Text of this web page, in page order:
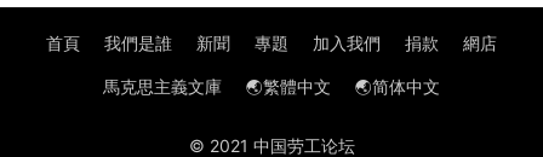
首頁 我們是誰 新聞 專題 加入我們 捐款 網店
馬克思主義文庫 🌏繁體中文 🌏简体中文
© 2021 中国劳工论坛